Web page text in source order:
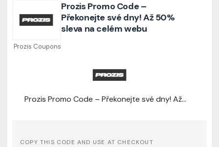
Prozis Coupons
Prozis Promo Code –
Překonejte své dny! Až 50%
sleva na celém webu
Prozis Promo Code – Překonejte své dny! Až 50% sleva na celém webu
COPY THIS CODE AND USE AT CHECKOUT